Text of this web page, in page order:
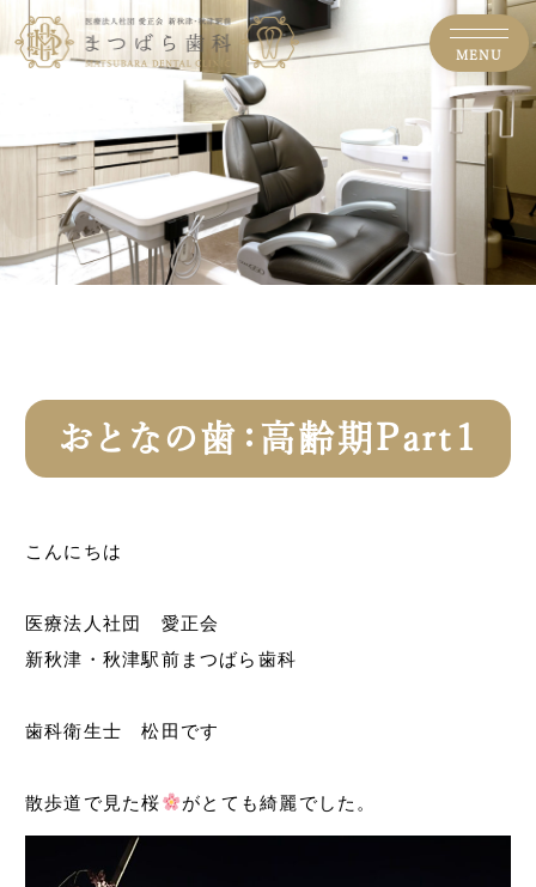
おとなの歯：高齢期Part１
こんにちは
医療法人社団 愛正会
新秋津・秋津駅前まつばら歯科
歯科衛生士 松田です
散歩道で見た桜 がとても綺麗でした。
MENU